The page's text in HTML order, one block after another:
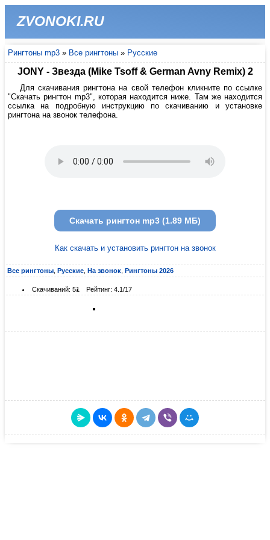
ZVONOKI.RU
Рингтоны mp3 » Все рингтоны » Русские
JONY - Звезда (Mike Tsoff & German Avny Remix) 2
Для скачивания рингтона на свой телефон кликните по ссылке
"Скачать рингтон mp3", которая находится ниже. Там же находится
ссылка на подробную инструкцию по скачиванию и установке
рингтона на звонок телефона.
Скачать рингтон mp3 (1.89 МБ)
Как скачать и установить рингтон на звонок
Все рингтоны Русские На звонок Рингтоны 2026
Скачиваний: 51 Рейтинг: 4.1/17